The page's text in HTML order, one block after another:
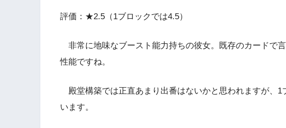
評価：★2.5（1ブロックでは4.5）
非常に地味なブースト能力持ちの彼女。既存のカードで
性能ですね。
殿堂構築では正直あまり出番はないかと思われますが、1
います。